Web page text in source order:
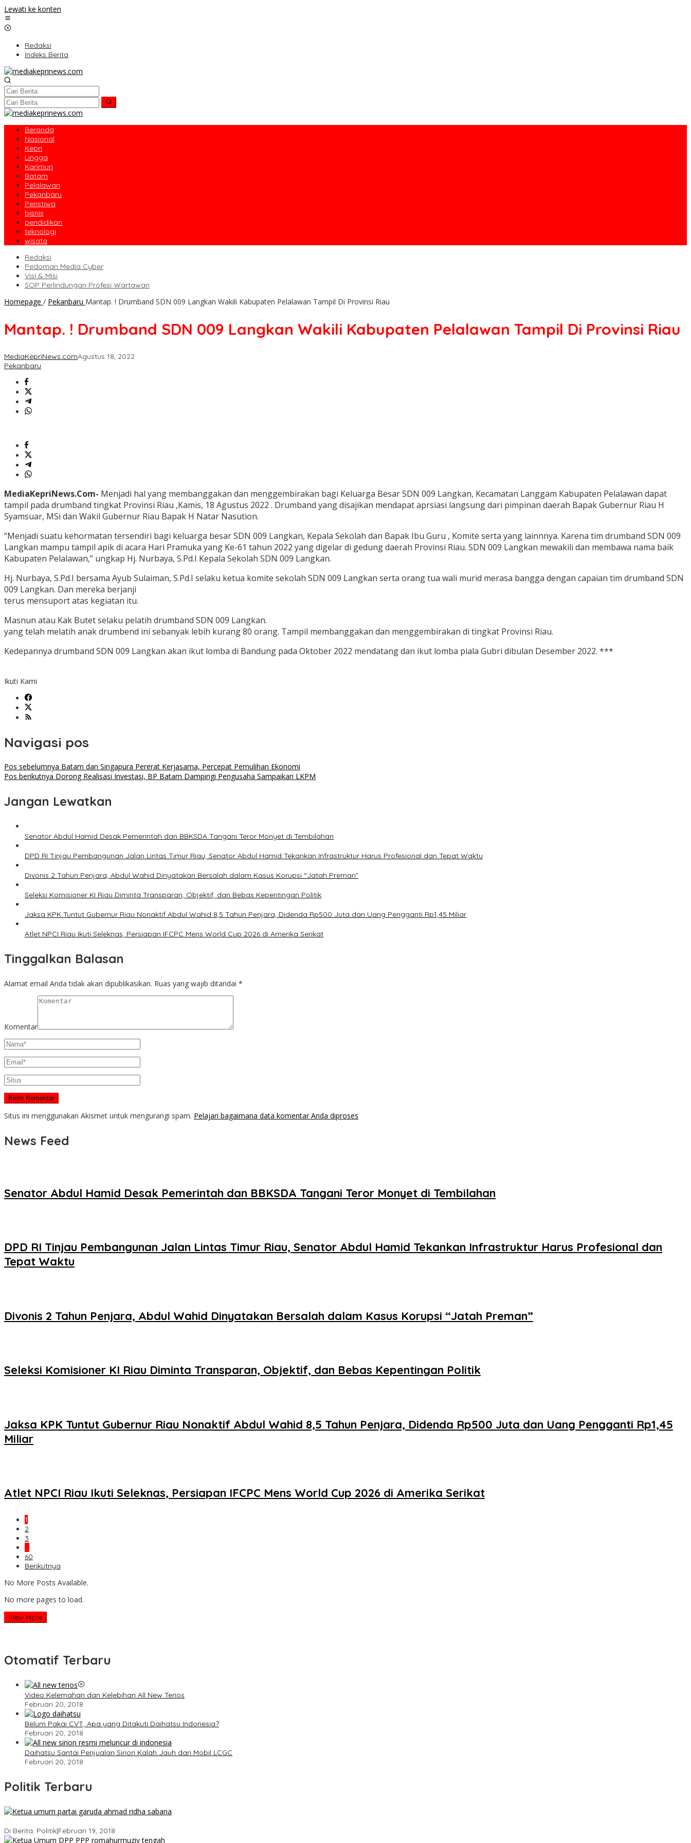
Lewati ke konten
Redaksi
Indeks Berita
Beranda
Nasional
Kepri
Lingga
Karimun
Batam
Pelalawan
Pekanbaru
Peristiwa
bisnis
pendidikan
teknologi
wisata
Redaksi
Pedoman Media Cyber
Visi & Misi
SOP Perlindungan Profesi Wartawan
Homepage / Pekanbaru Mantap. ! Drumband SDN 009 Langkan Wakili Kabupaten Pelalawan Tampil Di Provinsi Riau
Mantap. ! Drumband SDN 009 Langkan Wakili Kabupaten Pelalawan Tampil Di Provinsi Riau
MediaKepriNews.comAgustus 18, 2022
Pekanbaru
MediaKepriNews.Com- Menjadi hal yang membanggakan dan menggembirakan bagi Keluarga Besar SDN 009 Langkan, Kecamatan Langgam Kabupaten Pelalawan dapat
tampil pada drumband tingkat Provinsi Riau ,Kamis, 18 Agustus 2022 . Drumband yang disajikan mendapat aprsiasi langsung dari pimpinan daerah Bapak Gubernur Riau H
Syamsuar, MSi dan Wakil Gubernur Riau Bapak H Natar Nasution.
“Menjadi suatu kehormatan tersendiri bagi keluarga besar SDN 009 Langkan, Kepala Sekolah dan Bapak Ibu Guru , Komite serta yang lainnnya. Karena tim drumband SDN 009
Langkan mampu tampil apik di acara Hari Pramuka yang Ke-61 tahun 2022 yang digelar di gedung daerah Provinsi Riau. SDN 009 Langkan mewakili dan membawa nama baik
Kabupaten Pelalawan,” ungkap Hj. Nurbaya, S.Pd.I Kepala Sekolah SDN 009 Langkan.
Hj. Nurbaya, S.Pd.I bersama Ayub Sulaiman, S.Pd.I selaku ketua komite sekolah SDN 009 Langkan serta orang tua wali murid merasa bangga dengan capaian tim drumband SDN
009 Langkan. Dan mereka berjanji
terus mensuport atas kegiatan itu.
Masnun atau Kak Butet selaku pelatih drumband SDN 009 Langkan.
yang telah melatih anak drumbend ini sebanyak lebih kurang 80 orang. Tampil membanggakan dan menggembirakan di tingkat Provinsi Riau.
Kedepannya drumband SDN 009 Langkan akan ikut lomba di Bandung pada Oktober 2022 mendatang dan ikut lomba piala Gubri dibulan Desember 2022. ***
Ikuti Kami
Navigasi pos
Pos sebelumnya Batam dan Singapura Pererat Kerjasama, Percepat Pemulihan Ekonomi
Pos berikutnya Dorong Realisasi Investasi, BP Batam Dampingi Pengusaha Sampaikan LKPM
Jangan Lewatkan
Senator Abdul Hamid Desak Pemerintah dan BBKSDA Tangani Teror Monyet di Tembilahan
DPD RI Tinjau Pembangunan Jalan Lintas Timur Riau, Senator Abdul Hamid Tekankan Infrastruktur Harus Profesional dan Tepat Waktu
Divonis 2 Tahun Penjara, Abdul Wahid Dinyatakan Bersalah dalam Kasus Korupsi “Jatah Preman”
Seleksi Komisioner KI Riau Diminta Transparan, Objektif, dan Bebas Kepentingan Politik
Jaksa KPK Tuntut Gubernur Riau Nonaktif Abdul Wahid 8,5 Tahun Penjara, Didenda Rp500 Juta dan Uang Pengganti Rp1,45 Miliar
Atlet NPCI Riau Ikuti Seleknas, Persiapan IFCPC Mens World Cup 2026 di Amerika Serikat
Tinggalkan Balasan
Alamat email Anda tidak akan dipublikasikan. Ruas yang wajib ditandai *
Komentar
Situs ini menggunakan Akismet untuk mengurangi spam. Pelajari bagaimana data komentar Anda diproses
News Feed
Senator Abdul Hamid Desak Pemerintah dan BBKSDA Tangani Teror Monyet di Tembilahan
DPD RI Tinjau Pembangunan Jalan Lintas Timur Riau, Senator Abdul Hamid Tekankan Infrastruktur Harus Profesional dan
Tepat Waktu
Divonis 2 Tahun Penjara, Abdul Wahid Dinyatakan Bersalah dalam Kasus Korupsi “Jatah Preman”
Seleksi Komisioner KI Riau Diminta Transparan, Objektif, dan Bebas Kepentingan Politik
Jaksa KPK Tuntut Gubernur Riau Nonaktif Abdul Wahid 8,5 Tahun Penjara, Didenda Rp500 Juta dan Uang Pengganti Rp1,45
Miliar
Atlet NPCI Riau Ikuti Seleknas, Persiapan IFCPC Mens World Cup 2026 di Amerika Serikat
1
2
3
…
60
Berikutnya
No More Posts Available.
No more pages to load.
View More
Otomatif Terbaru
Video Kelemahan dan Kelebihan All New Terios
Februari 20, 2018
Belum Pakai CVT, Apa yang Ditakuti Daihatsu Indonesia?
Februari 20, 2018
Daihatsu Santai Penjualan Sirion Kalah Jauh dari Mobil LCGC
Februari 20, 2018
Politik Terbaru
Di Berita, Politik|Februari 19, 2018